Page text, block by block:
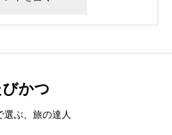
かつ
選ぶ、旅の達人